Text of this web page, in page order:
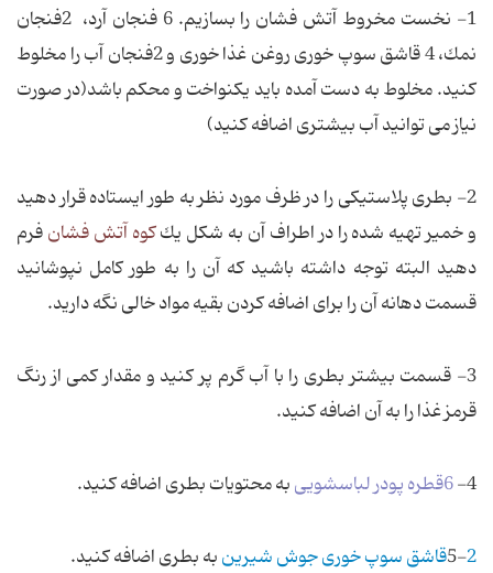
1- نخست مخروط آتش فشان را بسازیم. 6 فنجان آرد، 2فنجان
نمك، 4 قاشق سوپ خوری روغن غذا خوری و 2فنجان آب را مخلوط
كنید. مخلوط به دست آمده باید یكنواخت و محكم باشد(در صورت
نیاز می توانید آب بیشتری اضافه كنید)
2- بطری پلاستیكی را در ظرف مورد نظر به طور ایستاده قرار دهید
و خمیر تهیه شده را در اطراف آن به شكل یككوه آتش فشانفرم
دهید البته توجه داشته باشید كه آن را به طور كامل نپوشانید
قسمت دهانه آن را برای اضافه كردن بقیه مواد خالی نگه دارید.
3- قسمت بیشتر بطری را با آب گرم پر كنید و مقدار كمی از رنگ
قرمز غذا را به آن اضافه كنید.
4- 6قطره پودر لباسشویی به محتویات بطری اضافه كنید.
5-2قاشق سوپ خوری جوش شیرین به بطری اضافه كنید.